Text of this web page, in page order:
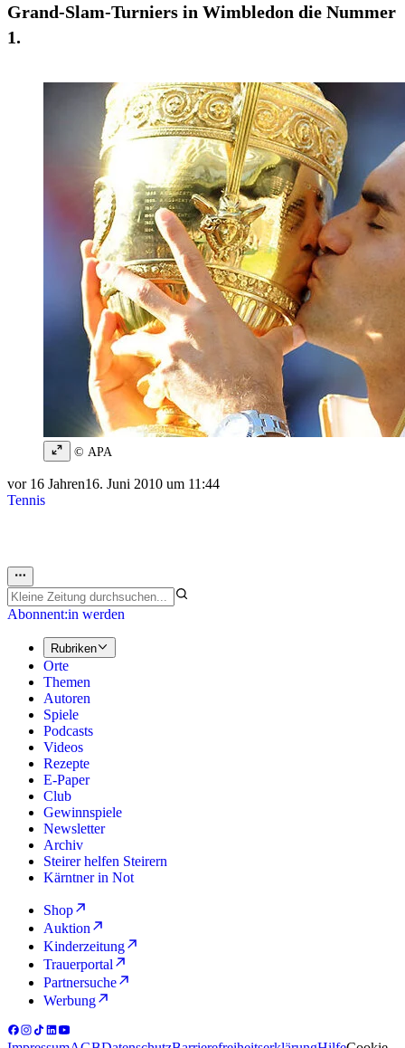
Grand-Slam-Turniers in Wimbledon die Nummer
1.
© APA
vor 16 Jahren16. Juni 2010 um 11:44
Tennis
Abonnent:in werden
Rubriken
Orte
Themen
Autoren
Spiele
Podcasts
Videos
Rezepte
E-Paper
Club
Gewinnspiele
Newsletter
Archiv
Steirer helfen Steirern
Kärntner in Not
Shop
Auktion
Kinderzeitung
Trauerportal
Partnersuche
Werbung